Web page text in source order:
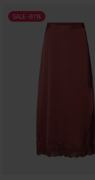
SALE -81%